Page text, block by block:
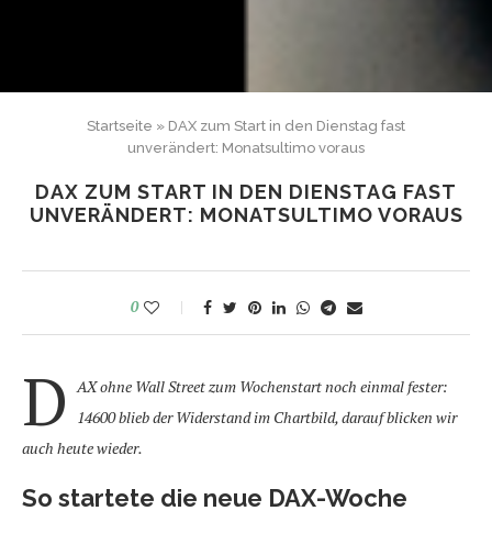
Startseite » DAX zum Start in den Dienstag fast
unverändert: Monatsultimo voraus
DAX ZUM START IN DEN DIENSTAG FAST
UNVERÄNDERT: MONATSULTIMO VORAUS
0
D
AX ohne Wall Street zum Wochenstart noch einmal fester:
14600 blieb der Widerstand im Chartbild, darauf blicken wir
auch heute wieder.
So startete die neue DAX-Woche